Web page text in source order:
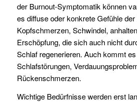
der Burnout-Symptomatik können
es diffuse oder konkrete Gefühle
Kopfschmerzen, Schwindel,
Erschöpfung, die sich auch nicht
Schlaf regenerieren. Auch kommt
Schlafstörungen,
Rückenschmerzen.
Wichtige Bedürfnisse werden erst